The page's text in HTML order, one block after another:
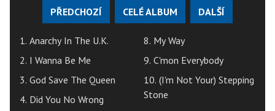
PŘEDCHOZÍ CELÉ ALBUM DALŠÍ
1. Anarchy In The U.K.
2. I Wanna Be Me
3. God Save The Queen
4. Did You No Wrong
8. My Way
9. C'mon Everybody
10. (I'm Not Your) Stepping
Stone